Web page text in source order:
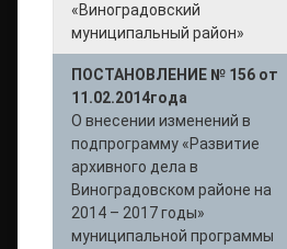
«Виноградовский
муниципальный район»
ПОСТАНОВЛЕНИЕ № 156 от
11.02.2014года
О внесении изменений в
подпрограмму «Развитие
архивного дела в
Виноградовском районе на
2014 – 2017 годы»
муниципальной программы